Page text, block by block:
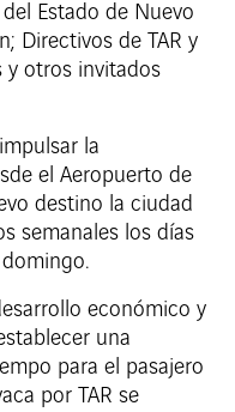
Estado de Nuevo
Directivos de TAR y
y otros invitados
la
el Aeropuerto de
destino la ciudad
semanales los días
domingo.
económico y
una
para el pasajero
por TAR se